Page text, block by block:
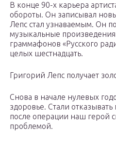
В конце 90-х карьера
обороты. Он записывал
Лепс стал узнаваемым. Он
музыкальные
граммафонов «Русского
целых шестнадцать.
Григорий Лепс получает
Снова в начале нулевых
здоровье. Стали
после операции наш герой
проблемой.